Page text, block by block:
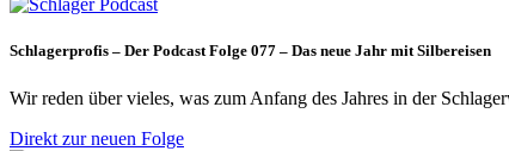
Schlagerprofis – Der Podcast Folge 077 – Das neue Jahr mit Silbereisen
Wir reden über vieles, was zum Anfang des Jahres in der
Direkt zur neuen Folge